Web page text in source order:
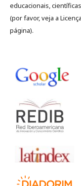
educacionais,
(por favor, veja a Licença
página).